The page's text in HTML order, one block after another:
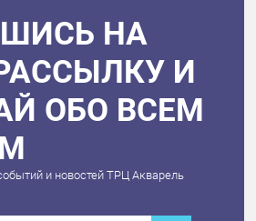
НА
И
ОБО ВСЕМ
и новостей ТРЦ Акварель